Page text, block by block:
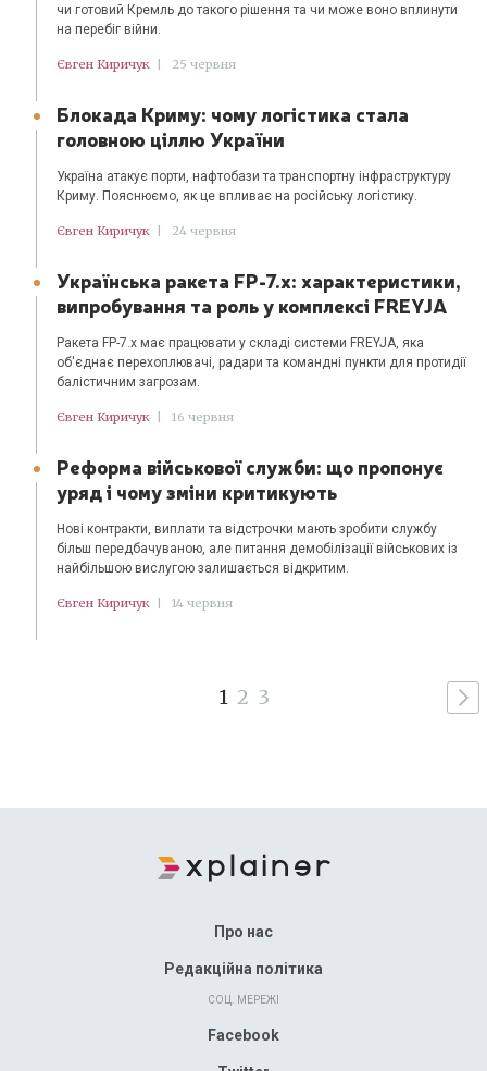
чи готовий Кремль до такого рішення та чи може воно вплинути
на перебіг війни.
Євген Киричук | 25 червня
Блокада Криму: чому логістика стала
головною ціллю України
Україна атакує порти, нафтобази та транспортну інфраструктуру
Криму. Пояснюємо, як це впливає на російську логістику.
Євген Киричук | 24 червня
Українська ракета FP-7.x: характеристики,
випробування та роль у комплексі FREYJA
Ракета FP-7.x має працювати у складі системи FREYJA, яка
об'єднає перехоплювачі, радари та командні пункти для протидії
балістичним загрозам.
Євген Киричук | 16 червня
Реформа військової служби: що пропонує
уряд і чому зміни критикують
Нові контракти, виплати та відстрочки мають зробити службу
більш передбачуваною, але питання демобілізації військових із
найбільшою вислугою залишається відкритим.
Євген Киричук | 14 червня
1 2 3
Про нас
Редакційна політика
СОЦ. МЕРЕЖІ
Facebook